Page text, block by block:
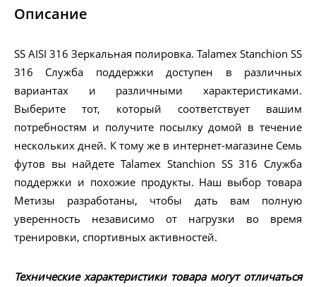
Описание
SS AISI 316 Зеркальная полировка. Talamex Stanchion SS
316 Служба поддержки доступен в различных
вариантах и различными характеристиками.
Выберите тот, который соответствует вашим
потребностям и получите посылку домой в течение
нескольких дней. К тому же в интернет-магазине Семь
футов вы найдете Talamex Stanchion SS 316 Служба
поддержки и похожие продукты. Наш выбор товара
Метизы разработаны, чтобы дать вам полную
уверенность независимо от нагрузки во время
тренировки, спортивных активностей.
Технические характеристики товара могут отличаться